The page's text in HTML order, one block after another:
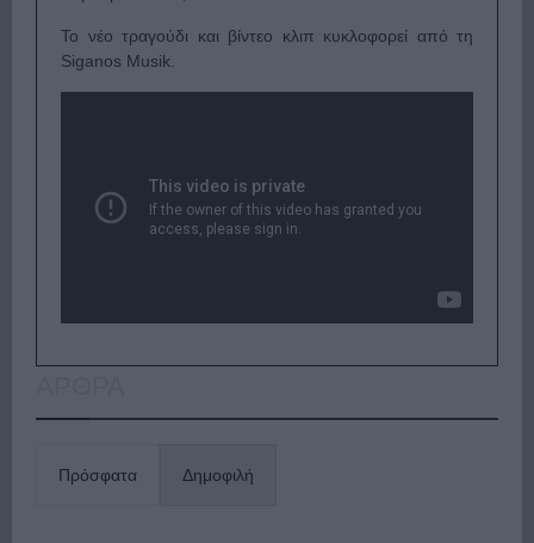
Το νέο τραγούδι και βίντεο κλιπ κυκλοφορεί από τη
Siganos Musik.
Πρόσφατα Δημοφιλή